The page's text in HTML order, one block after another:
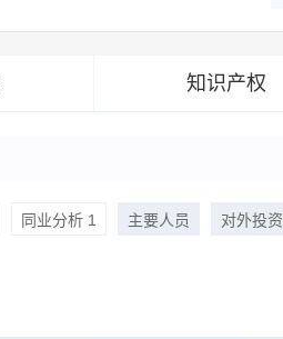
知识产权
同业分析 1 主要人员 对外投资